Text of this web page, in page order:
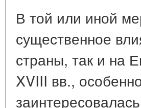
В той или иной
существенное
страны, так и на
XVIII вв.,